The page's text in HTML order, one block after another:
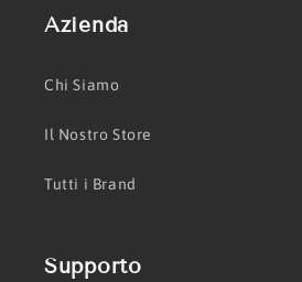
Azienda
Chi Siamo
Il Nostro Store
Tutti i Brand
Supporto